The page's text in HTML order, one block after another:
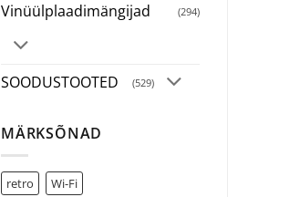
Vinüülplaadimängijad (294)
SOODUSTOOTED (529)
MÄRKSÕNAD
retro Wi-Fi